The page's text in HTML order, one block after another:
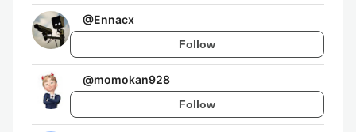
@Ennacx
Follow
@momokan928
Follow